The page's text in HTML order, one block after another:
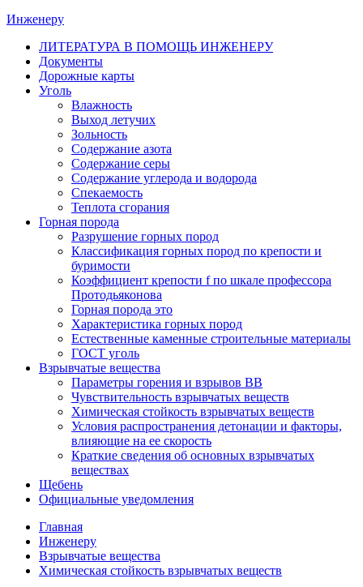
Инженеру
ЛИТЕРАТУРА В ПОМОЩЬ ИНЖЕНЕРУ
Документы
Дорожные карты
Уголь
Влажность
Выход летучих
Зольность
Содержание азота
Содержание серы
Содержание углерода и водорода
Спекаемость
Теплота сгорания
Горная порода
Разрушение горных пород
Классификация горных пород по крепости и
буримости
Коэффициент крепости f по шкале профессора
Протодьяконова
Горная порода это
Характеристика горных пород
Естественные каменные строительные материалы
ГОСТ уголь
Взрывчатые вещества
Параметры горения и взрывов ВВ
Чувствительность взрывчатых веществ
Химическая стойкость взрывчатых веществ
Условия распространения детонации и факторы,
влияющие на ее скорость
Краткие сведения об основных взрывчатых
веществах
Щебень
Официальные уведомления
Главная
Инженеру
Взрывчатые вещества
Химическая стойкость взрывчатых веществ